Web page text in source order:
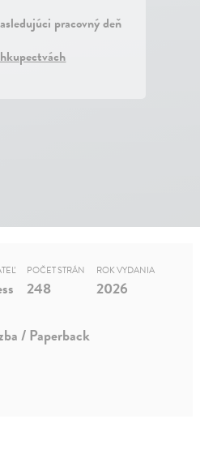
pracovný deň
POČET STRÁN
248
ROK VYDANIA
2026
/ Paperback